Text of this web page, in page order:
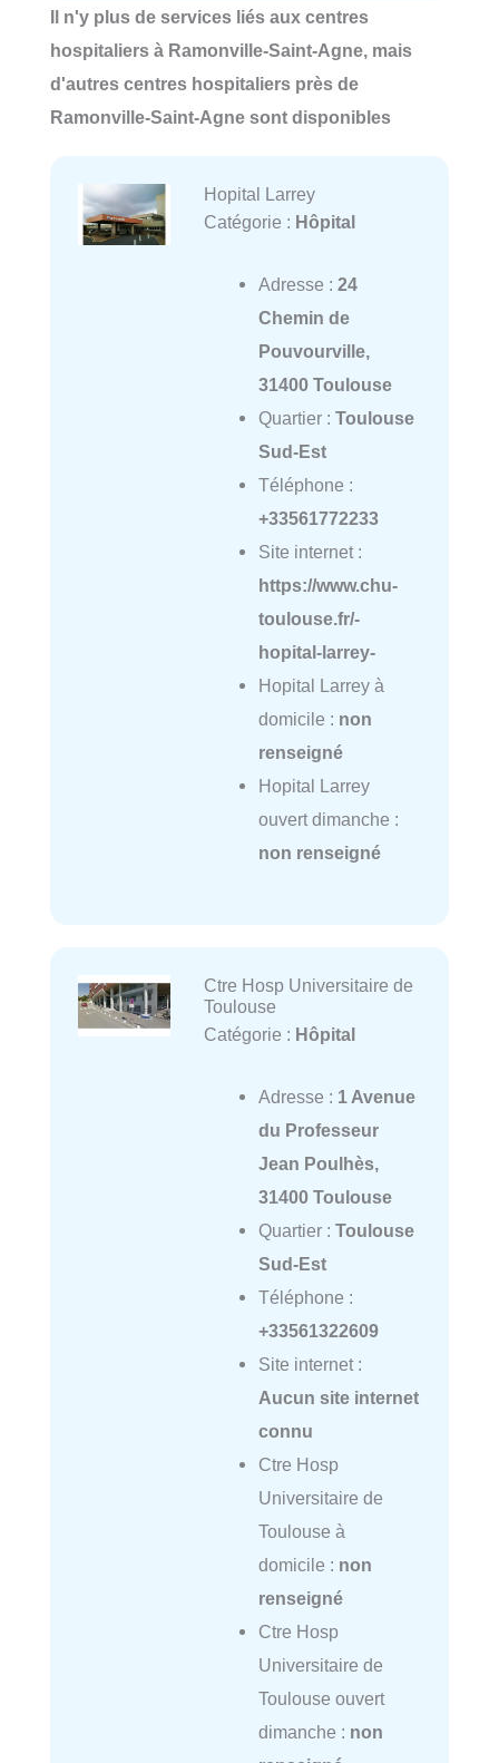
Il n'y plus de services liés aux centres
hospitaliers à Ramonville-Saint-Agne, mais
d'autres centres hospitaliers près de
Ramonville-Saint-Agne sont disponibles
Hopital Larrey
Catégorie : Hôpital
Adresse : 24
Chemin de
Pouvourville,
31400 Toulouse
Quartier : Toulouse
Sud-Est
Téléphone :
+33561772233
Site internet :
https://www.chu-
toulouse.fr/-
hopital-larrey-
Hopital Larrey à
domicile : non
renseigné
Hopital Larrey
ouvert dimanche :
non renseigné
Ctre Hosp Universitaire de
Toulouse
Catégorie : Hôpital
Adresse : 1 Avenue
du Professeur
Jean Poulhès,
31400 Toulouse
Quartier : Toulouse
Sud-Est
Téléphone :
+33561322609
Site internet :
Aucun site internet
connu
Ctre Hosp
Universitaire de
Toulouse à
domicile : non
renseigné
Ctre Hosp
Universitaire de
Toulouse ouvert
dimanche : non